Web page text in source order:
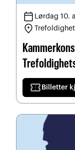
calendar_today Lørdag 10.
location_on
confirmation_number Billetter